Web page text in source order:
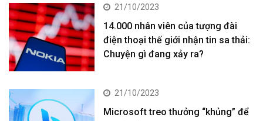
21/10/2023
14.000 nhân viên của tượng đài
điện thoại thế giới nhận tin sa thải:
Chuyện gì đang xảy ra?
21/10/2023
Microsoft treo thưởng “khủng” để